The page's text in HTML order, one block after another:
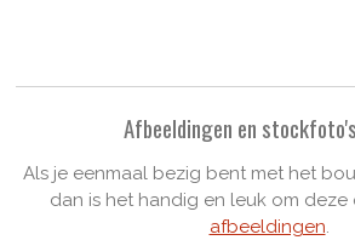
Afbeeldingen en
Als je eenmaal bezig bent met het
dan is het handig en leuk om
afbeeldingen.